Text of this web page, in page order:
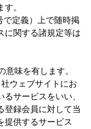
。
定義）上で随時掲
に関する諸規定等は
味を有します。
ウェブサイトにお
サービスをいい、
登録会員に対して当
提供するサービス